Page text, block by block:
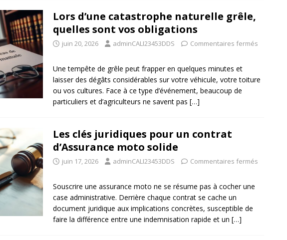
Lors d’une catastrophe naturelle grêle,
quelles sont vos obligations
juin 20, 2026 adminCALI23453DDS Commentaires fermés
Une tempête de grêle peut frapper en quelques minutes et
laisser des dégâts considérables sur votre véhicule, votre toiture
ou vos cultures. Face à ce type d’événement, beaucoup de
particuliers et d’agriculteurs ne savent pas […]
Les clés juridiques pour un contrat
d’Assurance moto solide
juin 17, 2026 adminCALI23453DDS Commentaires fermés
Souscrire une assurance moto ne se résume pas à cocher une
case administrative. Derrière chaque contrat se cache un
document juridique aux implications concrètes, susceptible de
faire la différence entre une indemnisation rapide et un […]